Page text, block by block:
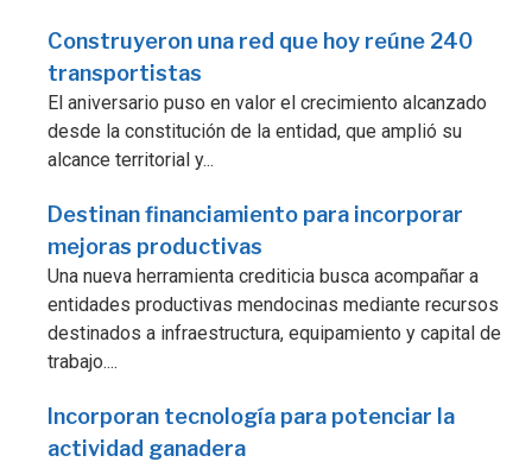
Construyeron una red que hoy reúne 240
transportistas
El aniversario puso en valor el crecimiento alcanzado
desde la constitución de la entidad, que amplió su
alcance territorial y...
Destinan financiamiento para incorporar
mejoras productivas
Una nueva herramienta crediticia busca acompañar a
entidades productivas mendocinas mediante recursos
destinados a infraestructura, equipamiento y capital de
trabajo....
Incorporan tecnología para potenciar la
actividad ganadera